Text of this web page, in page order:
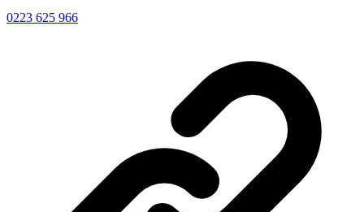
0223 625 966